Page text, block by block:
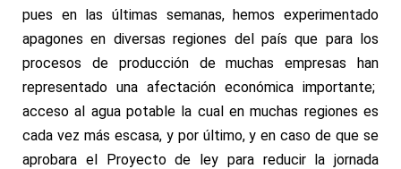
pues en las últimas semanas, hemos experimentado
apagones en diversas regiones del país que para los
procesos de producción de muchas empresas han
representado una afectación económica importante;
acceso al agua potable la cual en muchas regiones es
cada vez más escasa, y por último, y en caso de que se
aprobara el Proyecto de ley para reducir la jornada